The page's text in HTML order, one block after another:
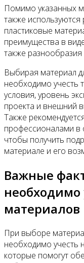
Помимо указанных
также
пластиковые
преимущества в
также разнообразия
Выбирая материал
необходимо учесть
условия, уровень
проекта и внешний
Также
профессионалами в
чтобы получить
материале и его
Важные
необходимо
материалов
При выборе
необходимо учесть
которые помогут